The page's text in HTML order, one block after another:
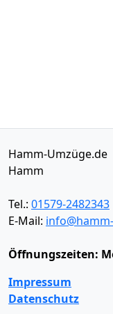
Hamm-Umzüge.de
Hamm
Tel.: 01579-2482343
E-Mail:
Öffnungszeiten:
Impressum
Datenschutz